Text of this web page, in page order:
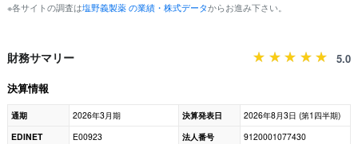
※各サイトの調査は塩野義製薬 の業績・株式データからお進み下さい。
財務サマリー
5.0
決算情報
通期 2026年3月期 決算発表日
2026年8月3日 (第1四半期)
EDINET
E00923 法人番号 9120001077430